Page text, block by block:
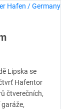
Lipska se
Hafentor
čtverečních,